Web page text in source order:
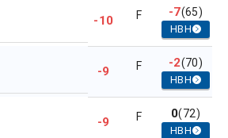
-10 F -7(65)
HBH
-9 F -2(70)
HBH
-9 F 0(72)
HBH